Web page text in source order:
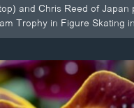
and Chris Reed of Japan
Trophy in Figure Skating